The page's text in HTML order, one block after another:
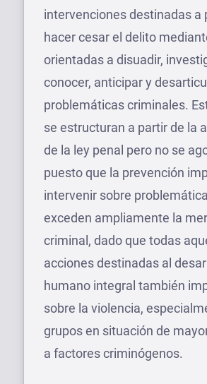
intervenciones destinadas a
hacer cesar el delito
orientadas a disuadir,
conocer, anticipar y
problemáticas criminales.
se estructuran a partir de la
de la ley penal pero no se
puesto que la prevención
intervenir sobre
exceden ampliamente la
criminal, dado que todas
acciones destinadas al
humano integral también
sobre la violencia,
grupos en situación de
a factores criminógenos.